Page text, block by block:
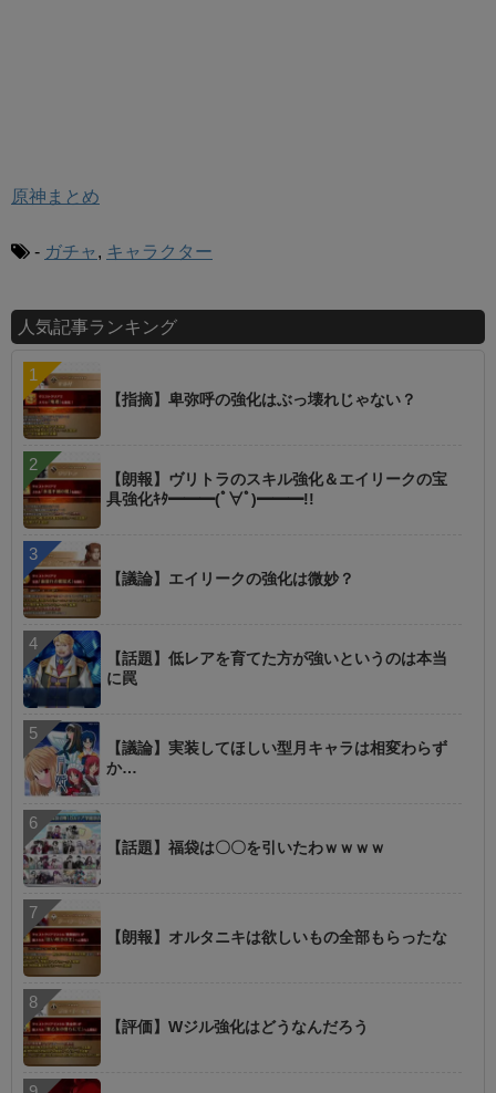
原神まとめ
- ガチャ , キャラクター
人気記事ランキング
【指摘】卑弥呼の強化はぶっ壊れじゃない？
【朗報】ヴリトラのスキル強化＆エイリークの宝
具強化ｷﾀ━━━(ﾟ∀ﾟ)━━━!!
【議論】エイリークの強化は微妙？
【話題】低レアを育てた方が強いというのは本当
に罠
【議論】実装してほしい型月キャラは相変わらず
か…
【話題】福袋は〇〇を引いたわｗｗｗｗ
【朗報】オルタニキは欲しいもの全部もらったな
【評価】Wジル強化はどうなんだろう